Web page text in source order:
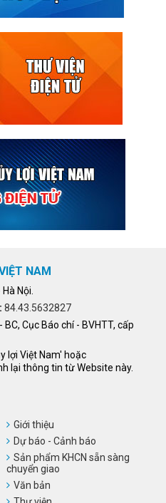
NAM
Nội.
84.43.5632827
BC, Cục Báo chí - BVHTT, cấp
lợi Việt Nam' hoặc
lại thông tin từ Website này.
Giới thiệu
Dự báo - Cảnh báo
Sản phẩm KHCN sẵn sàng
chuyển giao
Văn bản